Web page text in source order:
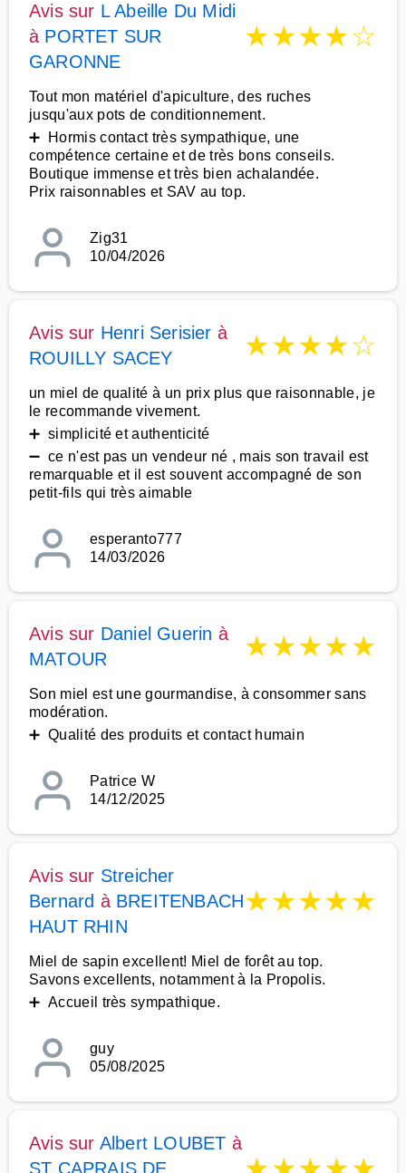
Avis sur L Abeille Du Midi
à PORTET SUR
GARONNE
★★★★☆
Tout mon matériel d'apiculture, des ruches
jusqu'aux pots de conditionnement.
➕ Hormis contact très sympathique, une
compétence certaine et de très bons conseils.
Boutique immense et très bien achalandée.
Prix raisonnables et SAV au top.
Zig31
10/04/2026
Avis sur Henri Serisier à
ROUILLY SACEY
★★★★☆
un miel de qualité à un prix plus que raisonnable, je
le recommande vivement.
➕ simplicité et authenticité
➖ ce n'est pas un vendeur né , mais son travail est
remarquable et il est souvent accompagné de son
petit-fils qui très aimable
esperanto777
14/03/2026
Avis sur Daniel Guerin à
MATOUR
★★★★★
Son miel est une gourmandise, à consommer sans
modération.
➕ Qualité des produits et contact humain
Patrice W
14/12/2025
Avis sur Streicher
Bernard à BREITENBACH
HAUT RHIN
★★★★★
Miel de sapin excellent! Miel de forêt au top.
Savons excellents, notamment à la Propolis.
➕ Accueil très sympathique.
guy
05/08/2025
Avis sur Albert LOUBET à
ST CAPRAIS DE